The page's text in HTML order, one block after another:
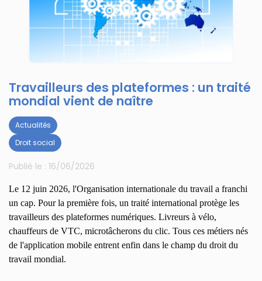
Travailleurs des plateformes : un traité
mondial vient de naître
Publié le : 16/06/2026
Actualités
Droit social
Le 12 juin 2026, l'Organisation internationale du travail a franchi
un cap. Pour la première fois, un traité international protège les
travailleurs des plateformes numériques. Livreurs à vélo,
chauffeurs de VTC, microtâcherons du clic. Tous ces métiers nés
de l'application mobile entrent enfin dans le champ du droit du
travail mondial.